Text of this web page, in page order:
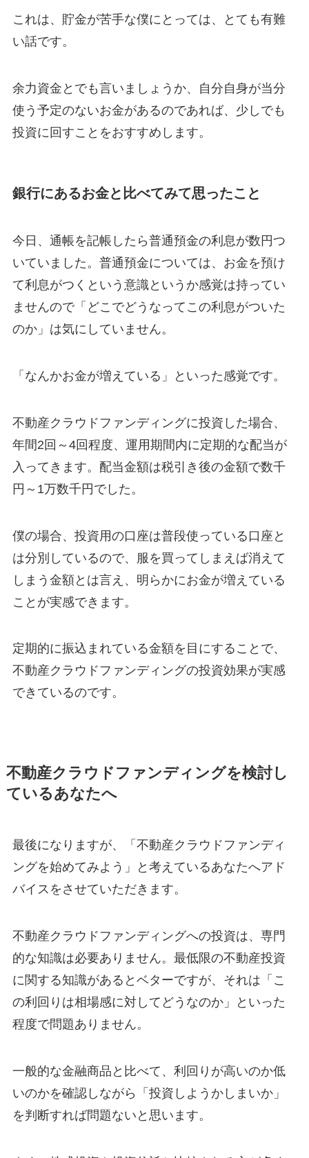
これは、貯金が苦手な僕にとっては、とても有難
い話です。
余力資金とでも言いましょうか、自分自身が当分
使う予定のないお金があるのであれば、少しでも
投資に回すことをおすすめします。
銀行にあるお金と比べてみて思ったこと
今日、通帳を記帳したら普通預金の利息が数円つ
いていました。普通預金については、お金を預け
て利息がつくという意識というか感覚は持ってい
ませんので「どこでどうなってこの利息がついた
のか」は気にしていません。
「なんかお金が増えている」といった感覚です。
不動産クラウドファンディングに投資した場合、
年間2回～4回程度、運用期間内に定期的な配当が
入ってきます。配当金額は税引き後の金額で数千
円～1万数千円でした。
僕の場合、投資用の口座は普段使っている口座と
は分別しているので、服を買ってしまえば消えて
しまう金額とは言え、明らかにお金が増えている
ことが実感できます。
定期的に振込まれている金額を目にすることで、
不動産クラウドファンディングの投資効果が実感
できているのです。
不動産クラウドファンディングを検討し
ているあなたへ
最後になりますが、「不動産クラウドファンディ
ングを始めてみよう」と考えているあなたへアド
バイスをさせていただきます。
不動産クラウドファンディングへの投資は、専門
的な知識は必要ありません。最低限の不動産投資
に関する知識があるとベターですが、それは「こ
の利回りは相場感に対してどうなのか」といった
程度で問題ありません。
一般的な金融商品と比べて、利回りが高いのか低
いのかを確認しながら「投資しようかしまいか」
を判断すれば問題ないと思います。